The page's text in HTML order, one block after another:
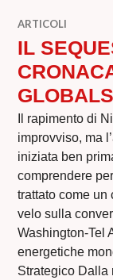
ARTICOLI
IL
Il rapimento di
improvviso, ma
iniziata ben
comprendere
trattato come un
velo sulla
Washington-Tel
energetiche
Strategico